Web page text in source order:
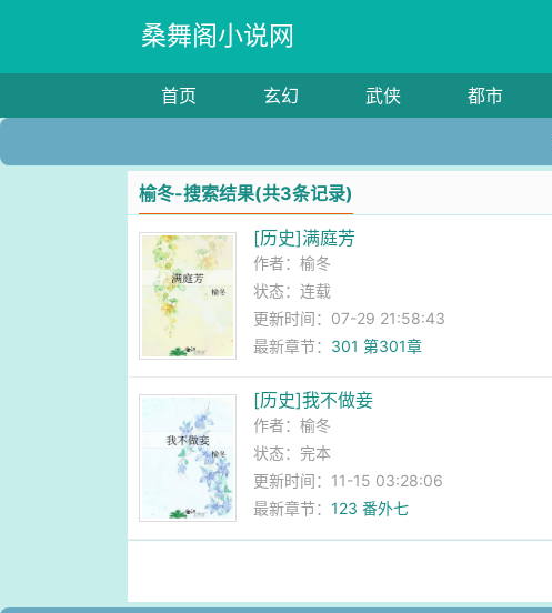
桑舞阁小说网
首页 玄幻 武侠 都市
榆冬-搜索结果(共3条记录)
[历史]满庭芳
作者：榆冬
状态：连载
更新时间：07-29 21:58:43
最新章节： 301 第301章
[历史]我不做妾
作者：榆冬
状态：完本
更新时间：11-15 03:28:06
最新章节：123 番外七